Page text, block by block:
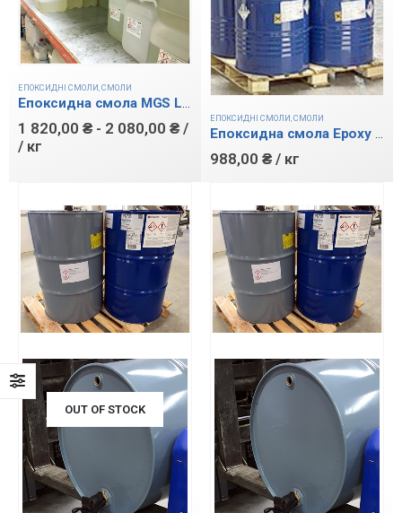
ЕПОКСИДНІ СМОЛИ СМОЛИ
1 820,00 ₴ - 2 080,00 ₴ /
/ кг
ЕПОКСИДНІ СМОЛИ СМОЛИ
988,00 ₴ / кг
OUT OF STOCK